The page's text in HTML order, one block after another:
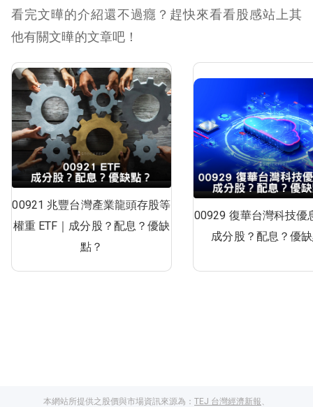
看完文曄的介紹還不過癮？趕快來看看股感站上其
他有關文曄的文章吧！
00921 兆豐台灣產業龍頭存股等
權重 ETF｜成分股？配息？優缺
點？
00929 復華台灣科技優
成分股？配息？優
本網站所提供之股價與市場資訊來源為： TEJ 台灣經濟新報、